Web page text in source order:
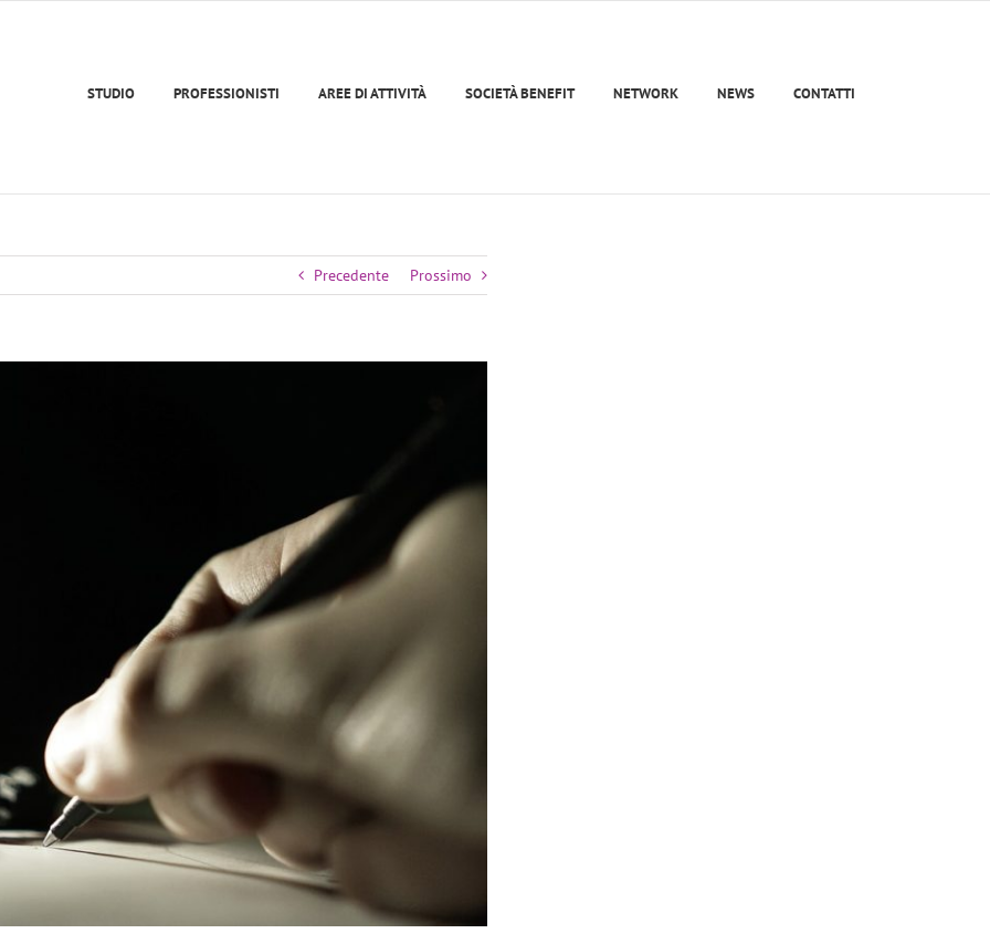
STUDIO PROFESSIONISTI AREE DI ATTIVITÀ SOCIETÀ BENEFIT NETWORK NEWS CONTATTI
Precedente Prossimo